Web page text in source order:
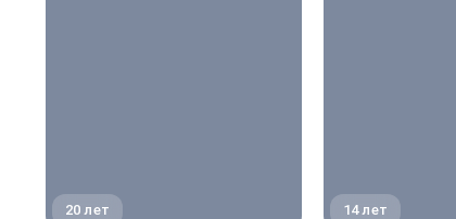
20 лет 14 лет